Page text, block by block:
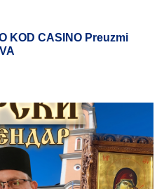
KOD CASINO Preuzmi